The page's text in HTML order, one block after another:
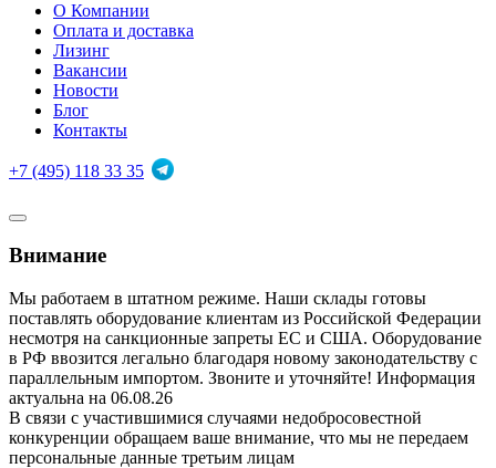
О Компании
Оплата и доставка
Лизинг
Вакансии
Новости
Блог
Контакты
+7 (495) 118 33 35
Внимание
Мы работаем в штатном режиме. Наши склады готовы
поставлять оборудование клиентам из Российской Федерации
несмотря на санкционные запреты ЕС и США. Оборудование
в РФ ввозится легально благодаря новому законодательству с
параллельным импортом. Звоните и уточняйте! Информация
актуальна на 06.08.26
В связи с участившимися случаями недобросовестной
конкуренции обращаем ваше внимание, что мы не передаем
персональные данные третьим лицам